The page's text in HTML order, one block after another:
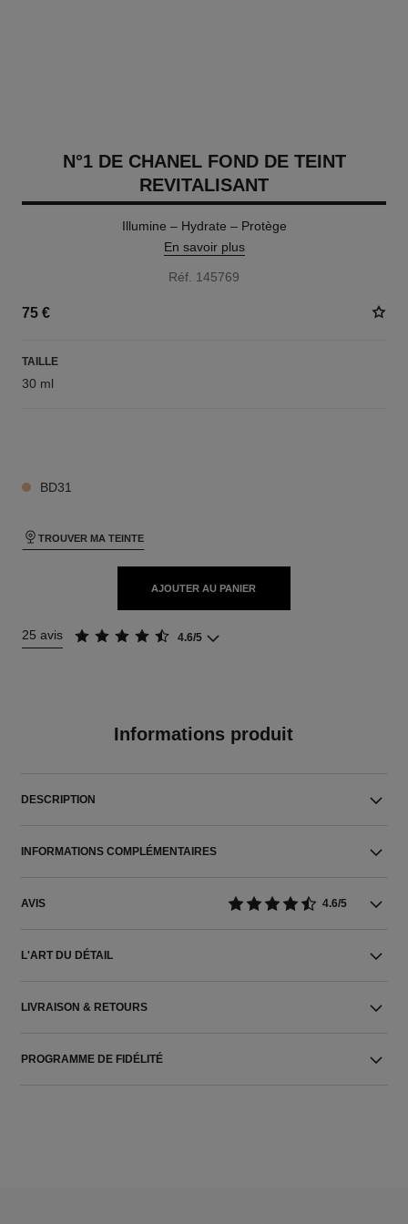
N°1 DE CHANEL FOND DE TEINT
REVITALISANT
Illumine – Hydrate – Protège
En savoir plus
Réf. 145769
75 €
TAILLE
30 ml
BD31
TROUVER MA TEINTE
AJOUTER AU PANIER
25 avis 4.6/5
Informations produit
DESCRIPTION
INFORMATIONS COMPLÉMENTAIRES
AVIS 4.6/5
L'ART DU DÉTAIL
LIVRAISON & RETOURS
PROGRAMME DE FIDÉLITÉ